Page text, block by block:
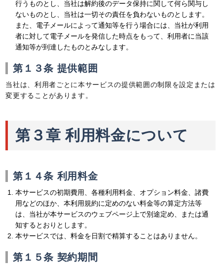
行うものとし、当社は解約後のデータ保持に関して何ら関与し
ないものとし、当社は一切その責任を負わないものとします。
また、電子メールによって通知等を行う場合には、当社が利用
者に対して電子メールを発信した時点をもって、利用者に当該
通知等が到達したものとみなします。
第１３条 提供範囲
当社は、利用者ごとに本サービスの提供範囲の制限を設定または
変更することがあります。
第３章 利用料金について
第１４条 利用料金
本サービスの初期費用、各種利用料金、オプション料金、諸費
用などのほか、本利用規約に定めのない料金等の算定方法等
は、当社が本サービスのウェブページ上で別途定め、または通
知するとおりとします。
本サービスでは、料金を日割で精算することはありません。
第１５条 契約期間